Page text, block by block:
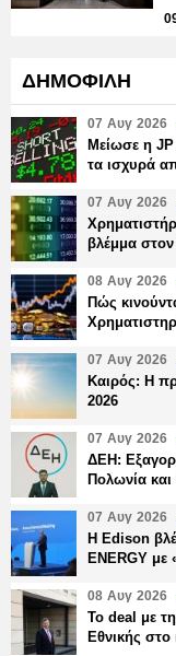
ΔΗΜΟΦΙΛΗ
07 Αυγ 2026
Μείωσε η
τα ισχυρά
07 Αυγ 2026
βλέμμα στον
08 Αυγ 2026
Πώς
07 Αυγ 2026
Καιρός: Η
2026
07 Αυγ 2026
ΔΕΗ:
Πολωνία
07 Αυγ 2026
Η Edison
ENERGY με
08 Αυγ 2026
Το deal με
Εθνικής